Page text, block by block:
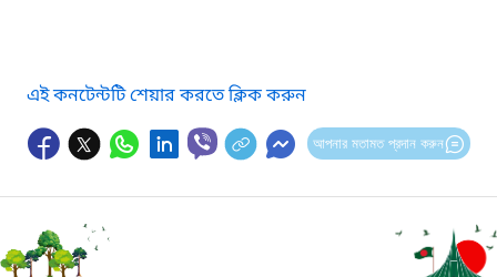
এই কনটেন্টটি শেয়ার করতে ক্লিক করুন
আপনার মতামত প্রদান করুন